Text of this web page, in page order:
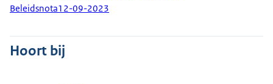
Beleidsnota12-09-2023
Hoort bij